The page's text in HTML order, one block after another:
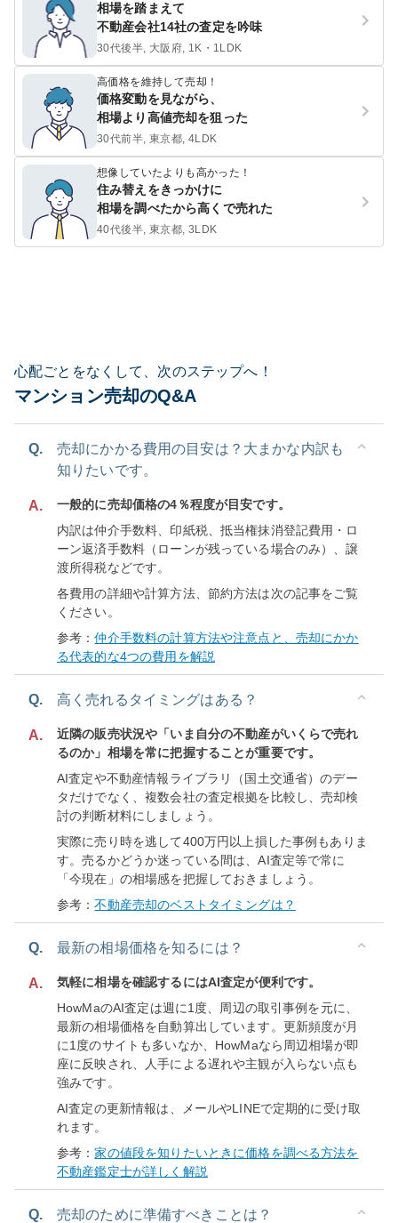
相場を踏まえて
不動産会社14社の査定を吟味
30代後半, 大阪府, 1K・1LDK
高価格を維持して売却！
価格変動を見ながら、
相場より高値売却を狙った
30代前半, 東京都, 4LDK
想像していたよりも高かった！
住み替えをきっかけに
相場を調べたから高くで売れた
40代後半, 東京都, 3LDK
心配ごとをなくして、次のステップへ！
マンション売却のQ&A
Q.
売却にかかる費用の目安は？大まかな内訳も
知りたいです。
A.
一般的に売却価格の4％程度が目安です。
内訳は仲介手数料、印紙税、抵当権抹消登記費用・ロ
ーン返済手数料（ローンが残っている場合のみ）、譲
渡所得税などです。
各費用の詳細や計算方法、節約方法は次の記事をご覧
ください。
参考：仲介手数料の計算方法や注意点と、売却にかか
る代表的な4つの費用を解説
Q. 高く売れるタイミングはある？
A.
近隣の販売状況や「いま自分の不動産がいくらで売れ
るのか」相場を常に把握することが重要です。
AI査定や不動産情報ライブラリ（国土交通省）のデー
タだけでなく、複数会社の査定根拠を比較し、売却検
討の判断材料にしましょう。
実際に売り時を逃して400万円以上損した事例もありま
す。売るかどうか迷っている間は、AI査定等で常に
「今現在」の相場感を把握しておきましょう。
参考：不動産売却のベストタイミングは？
Q. 最新の相場価格を知るには？
A.
気軽に相場を確認するにはAI査定が便利です。
HowMaのAI査定は週に1度、周辺の取引事例を元に、
最新の相場価格を自動算出しています。更新頻度が月
に1度のサイトも多いなか、HowMaなら周辺相場が即
座に反映され、人手による遅れや主観が入らない点も
強みです。
AI査定の更新情報は、メールやLINEで定期的に受け取
れます。
参考：家の値段を知りたいときに価格を調べる方法を
不動産鑑定士が詳しく解説
Q. 売却のために準備すべきことは？